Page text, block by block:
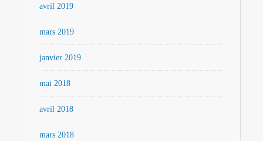
avril 2019
mars 2019
janvier 2019
mai 2018
avril 2018
mars 2018